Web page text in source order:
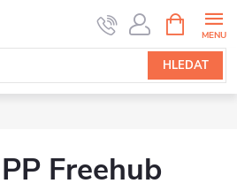
HLEDAT
NÁKUPNÍ
KOŠÍK
Freehub